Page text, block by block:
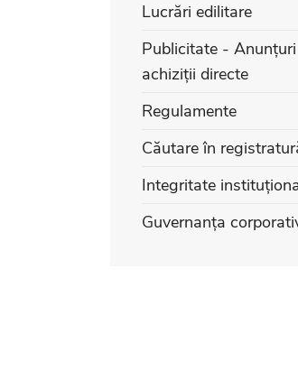
Lucrări edilitare
Publicitate - Anunțuri
achiziții directe
Regulamente
Căutare în
Integritate
Guvernanța